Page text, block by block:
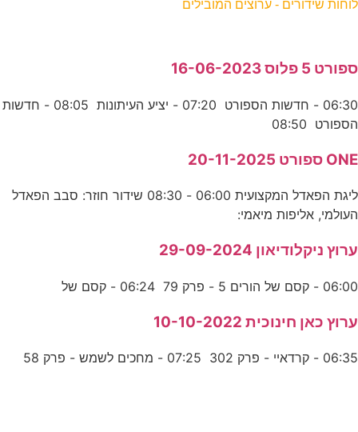
לוחות שידורים - ערוצים המובילים
ספורט 5 פלוס 16-06-2023
06:30 - חדשות הספורט 07:20 - יציע העיתונות 08:05 - חדשות
הספורט 08:50
ONE ספורט 20-11-2025
ליגת הפאדל המקצועית 06:00 - 08:30 שידור חוזר: סבב הפאדל
העולמי, אליפות מיאמי:
ערוץ ניקלודיאון 29-09-2024
06:00 - קסם של הורים 5 - פרק 79 06:24 - קסם של
ערוץ כאן חינוכית 10-10-2022
06:35 - קרדאיי - פרק 302 07:25 - מחכים לשמש - פרק 58